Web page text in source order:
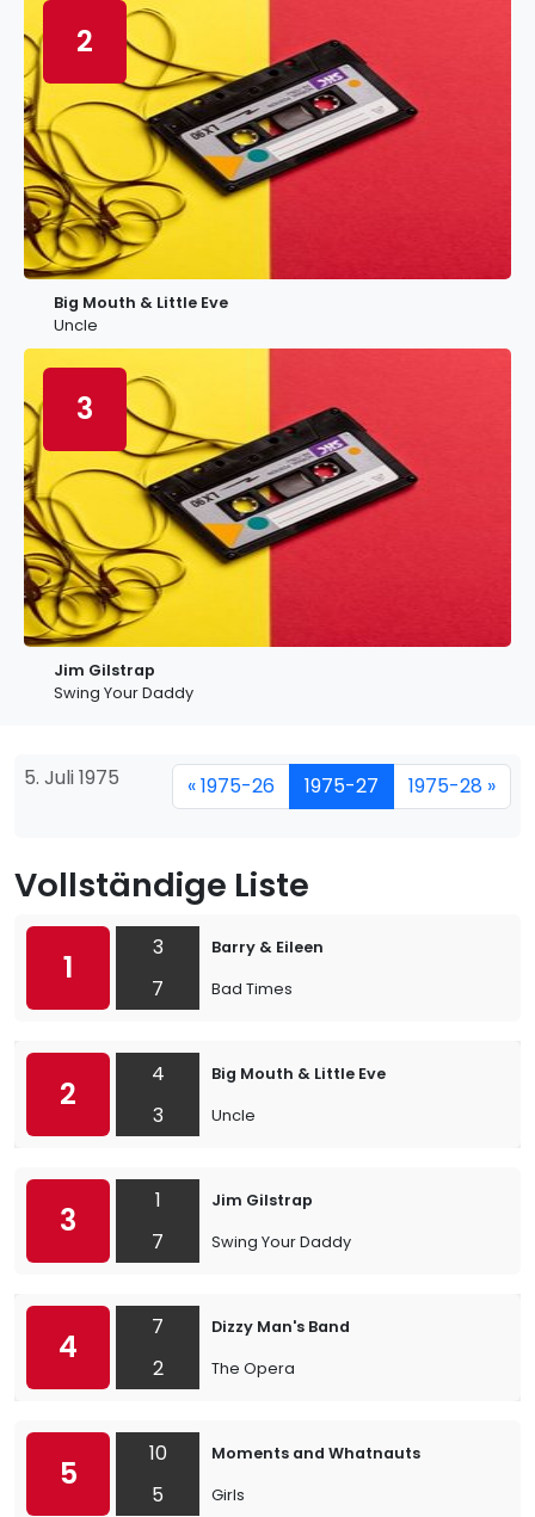
2
Big Mouth & Little Eve
Uncle
3
Jim Gilstrap
Swing Your Daddy
5. Juli 1975 « 1975-26 1975-27 1975-28 »
Vollständige Liste
1
3
7
Barry & Eileen
Bad Times
2
4
3
Big Mouth & Little Eve
Uncle
3
1
7
Jim Gilstrap
Swing Your Daddy
4
7
2
Dizzy Man's Band
The Opera
5
10
5
Moments and Whatnauts
Girls